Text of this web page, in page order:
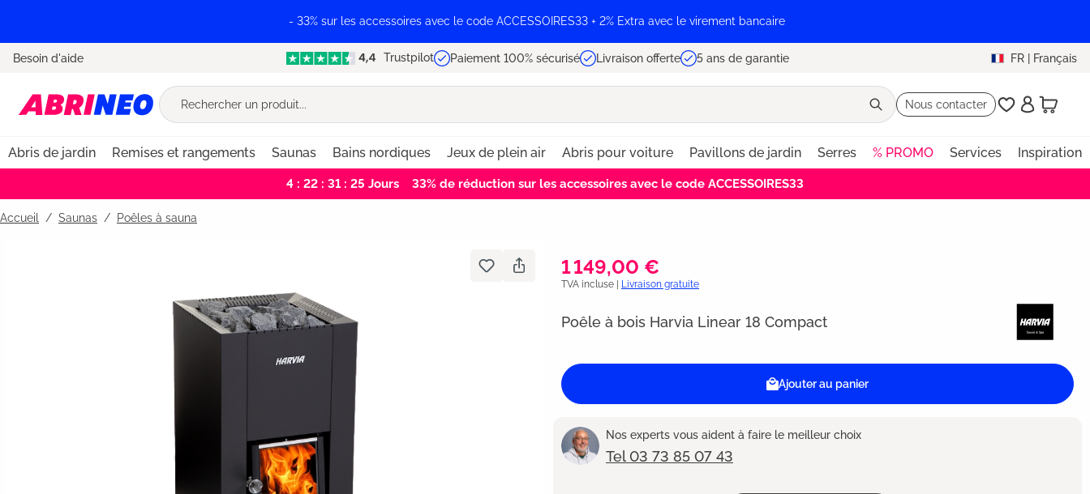
- 33% sur les accessoires avec le code ACCESSOIRES33 + 2% Extra avec le virement bancaire
Besoin d'aide Trustpilot Paiement 100% sécurisé Livraison offerte 5 ans de garantie FR | Français
Nous contacter
Abris de jardin Remises et rangements Saunas Bains nordiques Jeux de plein air Abris pour voiture Pavillons de jardin Serres % PROMO Services Inspiration
4 : 22 : 31 : 24 Jours 33% de réduction sur les accessoires avec le code ACCESSOIRES33
Accueil Saunas / Poêles à sauna
1 149,00 €
TVA incluse | Livraison gratuite
Poêle à bois Harvia Linear 18 Compact
Ajouter au panier
Nos experts vous aident à faire le meilleur choix
Tel 03 73 85 07 43